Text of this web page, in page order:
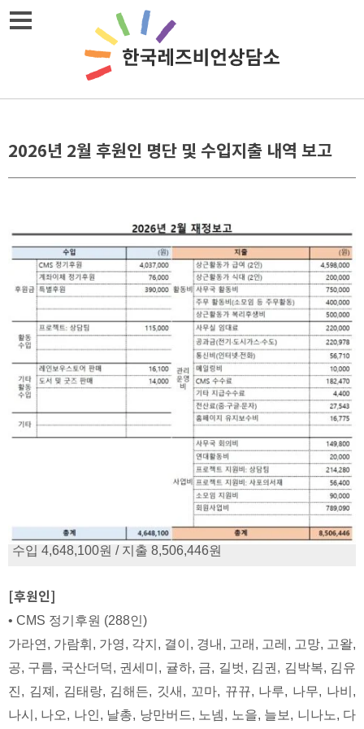
Skip
2026년 2월 후원인 명단 및 수입지출 내역 보고
수입 4,648,100원 / 지출 8,506,446원
[후원인]
• CMS 정기후원 (288인)
가라연, 가람휘, 가영, 각지, 결이, 경내, 고래, 고레, 고망, 고왈,
공, 구름, 국산더덕, 권세미, 귤하, 금, 길벗, 김권, 김박복, 김유
진, 김졔, 김태랑, 김해든, 깃새, 꼬마, 뀨뀨, 나루, 나무, 나비,
나시, 나오, 나인, 날총, 낭만버드, 노넴, 노을, 늘보, 니나노, 다